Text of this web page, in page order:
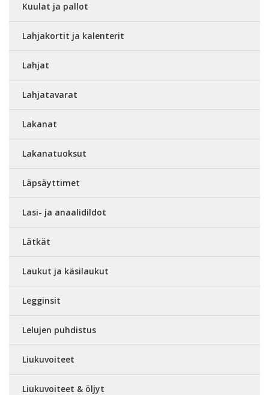
Kuulat ja pallot
Lahjakortit ja kalenterit
Lahjat
Lahjatavarat
Lakanat
Lakanatuoksut
Läpsäyttimet
Lasi- ja anaalidildot
Lätkät
Laukut ja käsilaukut
Legginsit
Lelujen puhdistus
Liukuvoiteet
Liukuvoiteet & öljyt